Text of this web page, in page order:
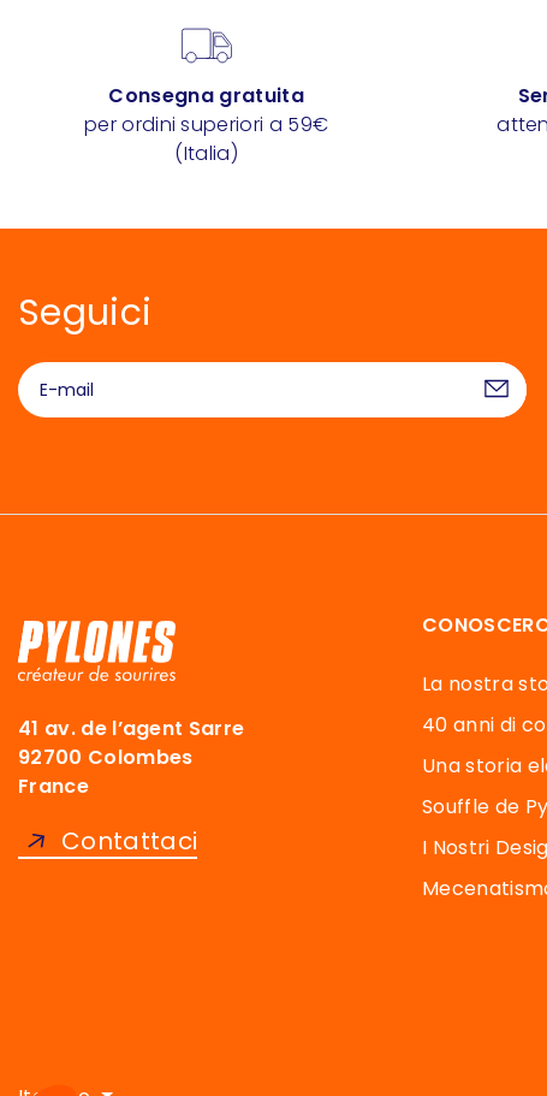
Consegna gratuita
per ordini superiori a 59€
(Italia)
Seguici
41 av. de l’agent Sarre
92700 Colombes
France
Contattaci
La nostra
40 anni di
Una storia
Souffle de
I Nostri